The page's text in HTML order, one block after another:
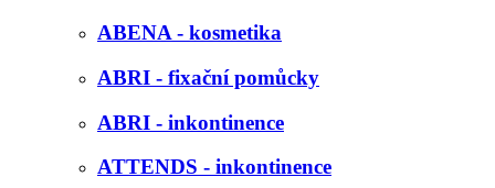
ABENA - kosmetika
ABRI - fixační pomůcky
ABRI - inkontinence
ATTENDS - inkontinence